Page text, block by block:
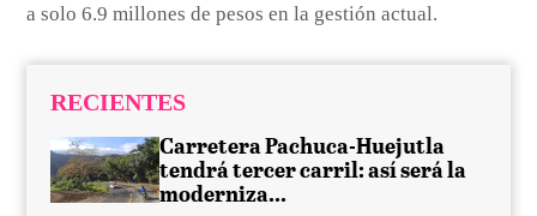
a solo 6.9 millones de pesos en la gestión actual.
RECIENTES
Carretera Pachuca-Huejutla
tendrá tercer carril: así será la
moderniza...